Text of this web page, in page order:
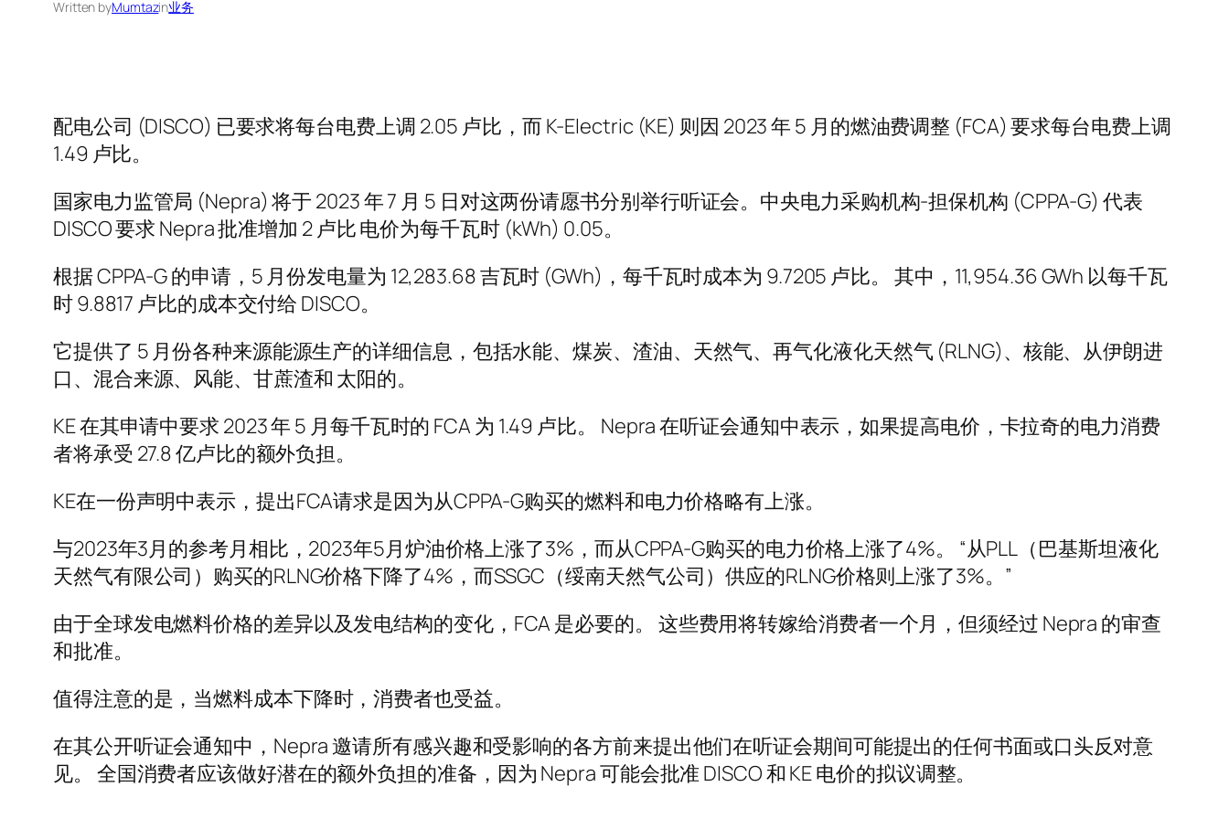
Written byMumtazin业务
配电公司 (DISCO) 已要求将每台电费上调 2.05 卢比，而 K-Electric (KE) 则因 2023 年 5 月的燃油费调整 (FCA) 要求每台电费上调
1.49 卢比。
国家电力监管局 (Nepra) 将于 2023 年 7 月 5 日对这两份请愿书分别举行听证会。中央电力采购机构-担保机构 (CPPA-G) 代表
DISCO 要求 Nepra 批准增加 2 卢比 电价为每千瓦时 (kWh) 0.05。
根据 CPPA-G 的申请，5 月份发电量为 12,283.68 吉瓦时 (GWh)，每千瓦时成本为 9.7205 卢比。 其中，11,954.36 GWh 以每千瓦
时 9.8817 卢比的成本交付给 DISCO。
它提供了 5 月份各种来源能源生产的详细信息，包括水能、煤炭、渣油、天然气、再气化液化天然气 (RLNG)、核能、从伊朗进
口、混合来源、风能、甘蔗渣和 太阳的。
KE 在其申请中要求 2023 年 5 月每千瓦时的 FCA 为 1.49 卢比。 Nepra 在听证会通知中表示，如果提高电价，卡拉奇的电力消费
者将承受 27.8 亿卢比的额外负担。
KE在一份声明中表示，提出FCA请求是因为从CPPA-G购买的燃料和电力价格略有上涨。
与2023年3月的参考月相比，2023年5月炉油价格上涨了3%，而从CPPA-G购买的电力价格上涨了4%。 “从PLL（巴基斯坦液化
天然气有限公司）购买的RLNG价格下降了4%，而SSGC（绥南天然气公司）供应的RLNG价格则上涨了3%。”
由于全球发电燃料价格的差异以及发电结构的变化，FCA 是必要的。 这些费用将转嫁给消费者一个月，但须经过 Nepra 的审查
和批准。
值得注意的是，当燃料成本下降时，消费者也受益。
在其公开听证会通知中，Nepra 邀请所有感兴趣和受影响的各方前来提出他们在听证会期间可能提出的任何书面或口头反对意
见。 全国消费者应该做好潜在的额外负担的准备，因为 Nepra 可能会批准 DISCO 和 KE 电价的拟议调整。